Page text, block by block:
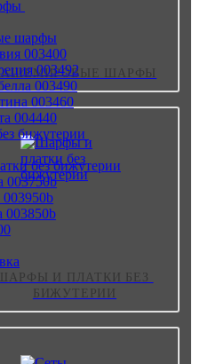
ШАРФЫ
ШАРФЫ И ПЛАТКИ БЕЗ
БИЖУТЕРИИ
шарфы
003400
003492
003490
003460
004440
бижутерии
без бижутерии